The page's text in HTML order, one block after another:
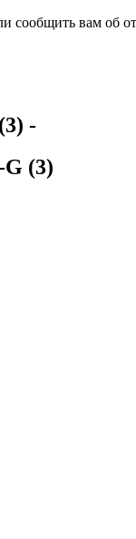
сообщить вам об
-
G (3)